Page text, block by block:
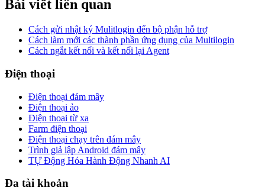
Bài viết liên quan
Cách gửi nhật ký Mulitlogin đến bộ phận hỗ trợ
Cách làm mới các thành phần ứng dụng của Multilogin
Cách ngắt kết nối và kết nối lại Agent
Điện thoại
Điện thoại đám mây
Điện thoại ảo
Điện thoại từ xa
Farm điện thoại
Điện thoại chạy trên đám mây
Trình giả lập Android đám mây
TỰ Động Hóa Hành Động Nhanh AI
Đa tài khoản